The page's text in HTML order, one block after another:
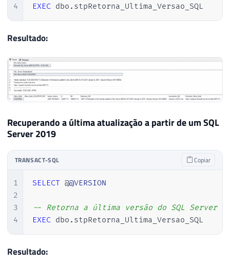
73
75
76
77
78
80
81
82
83
89
90
IF (@Versao IS NOT NULL)
SET @Versao_SQL_Build
ELSE BEGIN
SET @Versao_SQL_Build = (CASE
WHEN '9.' THEN '2005'
END)
WHEN '11' THEN '2012'
WHEN '12' THEN '2014'
4
EXEC dbo . stpRetorna_Ultima_Versao_SQL
Resultado:
Recuperando a última atualização a partir de um SQL
Server 2019
TRANSACT-SQL Copiar
1
2
3
4
SELECT @@VERSION
-- Retorna a última versão do SQL Server
EXEC dbo . stpRetorna_Ultima_Versao_SQL
Resultado: